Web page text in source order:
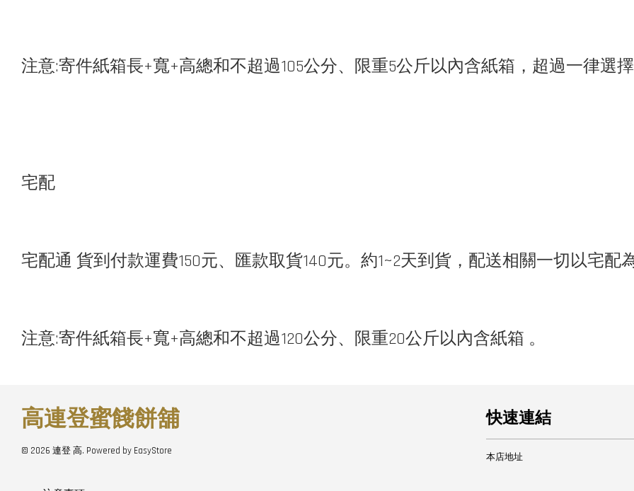
注意:寄件紙箱長+寬+高總和不超過105公分、限重5公斤以內含紙箱，超過一律選
宅配
宅配通 貨到付款運費150元、匯款取貨140元。約1~2天到貨，配送相關一切以宅配
注意:寄件紙箱長+寬+高總和不超過120公分、限重20公斤以內含紙箱 。
高連登蜜餞餅舖
© 2026 連登 高. Powered by EasyStore
快速連結
本店地址